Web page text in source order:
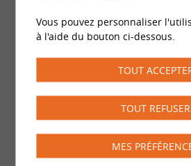
l’éducation
Vous pouvez personnaliser
à l'aide du bouton ci-dessous.
TOUT
TOUT REFUSER
MES